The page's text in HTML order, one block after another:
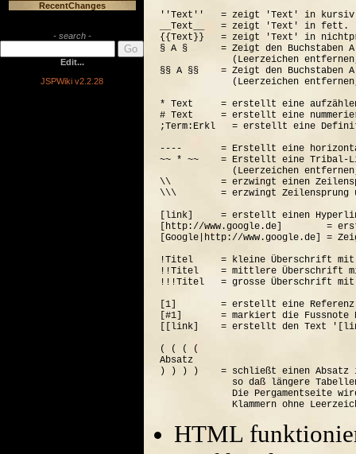
RecentChanges
- search -
Edit...
JSPWiki v2.2.28
''Text''   = zeigt 'Text' in
__Text__   = zeigt 'Text' in fett.
{{Text}}   = zeigt 'Text' in
§ A §      = Zeigt den Buchstaben
(Leerzeichen
§§ A §§    = Zeigt den Buchstaben
(Leerzeichen
* Text     = erstellt eine
# Text     = erstellt eine
;Term:Erkl   = erstellt eine
----       = Erstellt eine
~~ * ~~    = Erstellt eine Tribal-
(Leerzeichen
\\         = erzwingt einen
\\\        = erzwingt Zeilensprung
[link]     = erstellt einen
[http://www.google.de]        =
[Google|http://www.google.de] =
!Titel     = kleine Überschrift
!!Titel    = mittlere Überschrift
!!!Titel   = grosse Überschrift
[1]        = erstellt eine Referenz
[#1]       = markiert die Fussnote
[[link]    = erstellt den Text
( ( ( (
Absatz
) ) ) )    = schließt einen Absatz
so daß längere
Die Pergamentseite
HTML